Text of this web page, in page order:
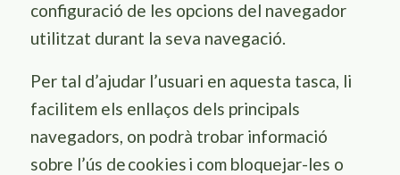
configuració de les opcions del navegador
utilitzat durant la seva navegació.
Per tal d’ajudar l’usuari en aquesta tasca, li
facilitem els enllaços dels principals
navegadors, on podrà trobar informació
sobre l’ús decookiesi com bloquejar-les o